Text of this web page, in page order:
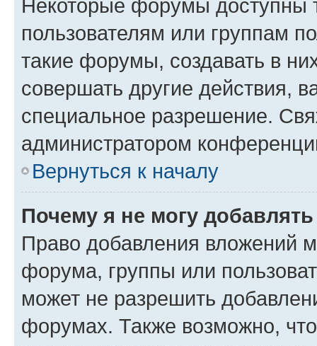
Некоторые форумы доступны
пользователям или группам
такие форумы, создавать в
совершать другие действия,
специальное разрешение.
администратором
Вернуться к началу
Почему я не могу
Право добавления вложений
форума, группы или
может не разрешить
форумах. Также возможно,